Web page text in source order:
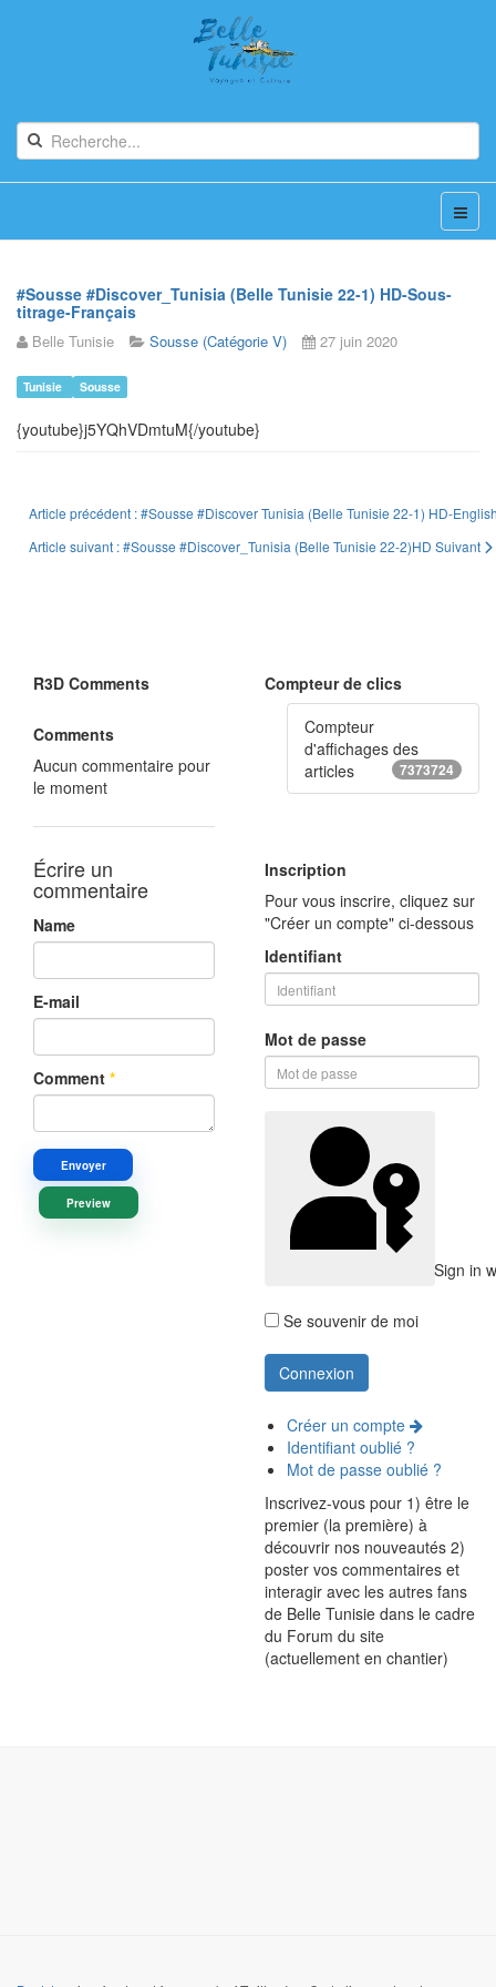
#Sousse #Discover_Tunisia (Belle Tunisie 22-1) HD-Sous-
titrage-Français
Belle Tunisie Sousse (Catégorie V) 27 juin 2020
Tunisie Sousse
{youtube}j5YQhVDmtuM{/youtube}
Article précédent : #Sousse #Discover Tunisia (Belle Tunisie 22-1) HD-
Article suivant : #Sousse #Discover_Tunisia (Belle Tunisie 22-2)HD Suivant
R3D Comments
Comments
Aucun commentaire pour
le moment
Écrire un
commentaire
Name
E-mail
Comment *
Envoyer
Preview
Compteur de clics
Compteur
d'affichages des
articles
7373724
Inscription
Pour vous inscrire, cliquez sur
"Créer un compte" ci-dessous
Identifiant
Mot de passe
Sign in
Se souvenir de moi
Créer un compte
Identifiant oublié ?
Mot de passe oublié ?
Inscrivez-vous pour 1) être le
premier (la première) à
découvrir nos nouveautés 2)
poster vos commentaires et
interagir avec les autres fans
de Belle Tunisie dans le cadre
du Forum du site
(actuellement en chantier)